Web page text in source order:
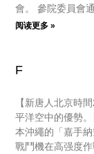
會。 參院委員會
阅读更多 »
F
【新唐人北京時
平洋空中的優勢
本沖繩的「嘉手
戰鬥機在高强度